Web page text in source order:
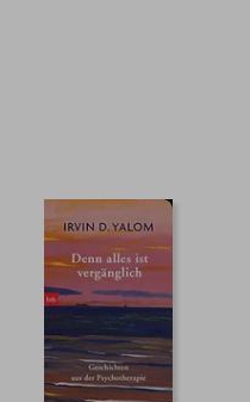
50%
dcto.